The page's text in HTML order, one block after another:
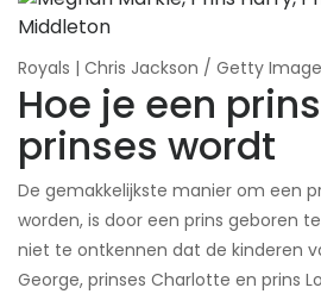
Royals | Chris Jackson / Getty
Hoe je een
prinses wordt
De gemakkelijkste manier om een
worden, is door een prins geboren
niet te ontkennen dat de kinderen
George, prinses Charlotte en prins